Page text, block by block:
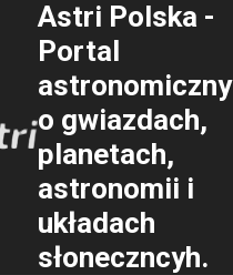
Astri Polska -
Portal
astronomiczny
o gwiazdach,
planetach,
astronomii i
układach
słoneczncyh.